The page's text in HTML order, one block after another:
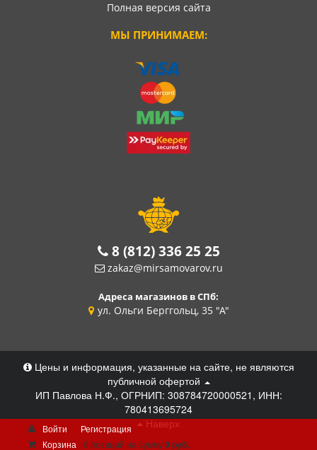
Полная версия сайта
МЫ ПРИНИМАЕМ:
8 (812) 336 25 25
zakaz@mirsamovarov.ru
Адреса магазинов в СПб:
ул. Ольги Берггольц, 35 "А"
Цены и информация, указанные на сайте, не являются
публичной офертой
ИП Павлова Н.Ф., ОГРНИП: 308784720000521, ИНН:
780413695724
Наверх
Войти
Регистрация
Корзина
0 позиций на сумму0 руб.